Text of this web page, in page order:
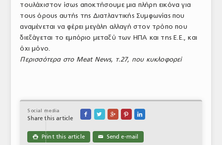
τουλάχιστον ίσως αποκτήσουμε μια πλήρη εικόνα για
τους όρους αυτής της Διατλαντικής Συμφωνίας που
αναμένεται να φέρει μεγάλη αλλαγή στον τρόπο που
διεξάγεται το εμπόριο μεταξύ των ΗΠΑ και της Ε.Ε., και
όχι μόνο.
Περισσότερα στο Meat News, τ.27, που κυκλοφορεί
Social media
Share this article
    
 Print this article ✉ Send e-mail